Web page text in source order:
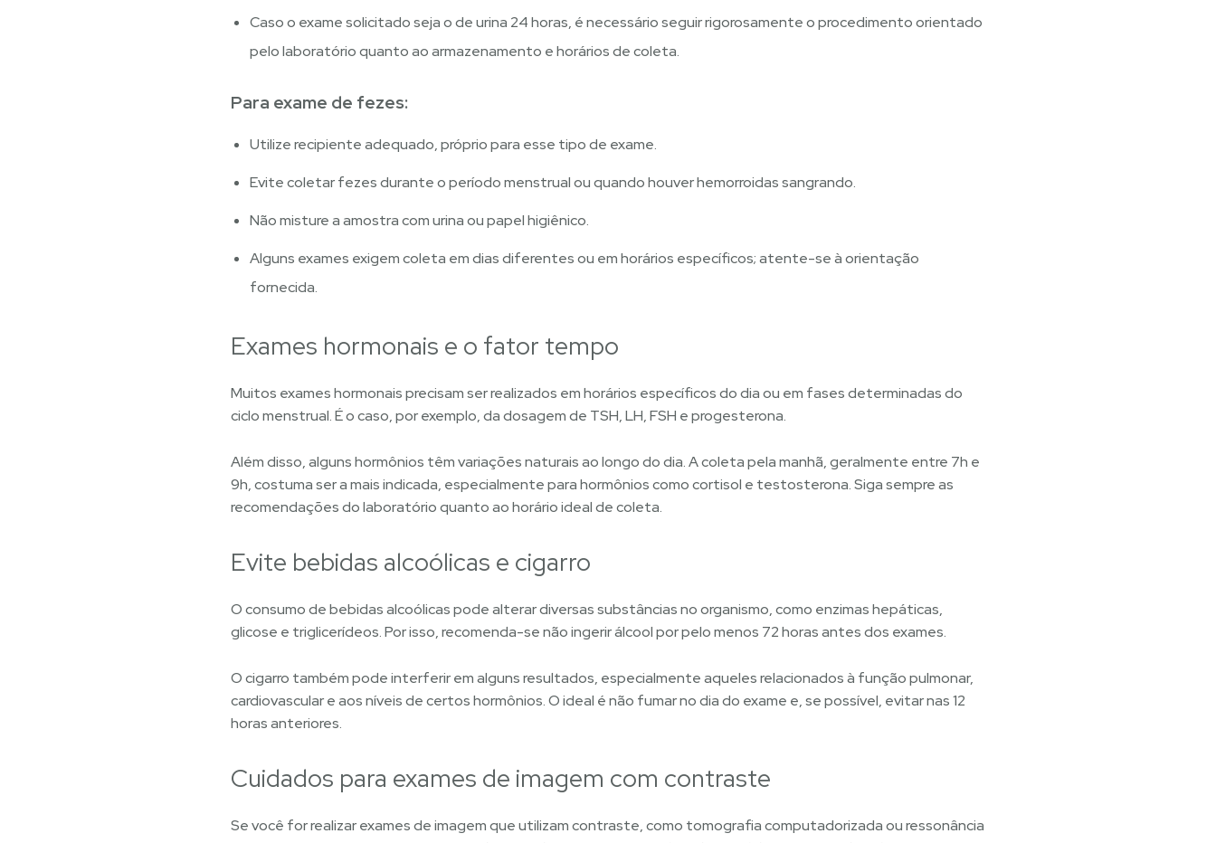
Caso o exame solicitado seja o de urina 24 horas, é necessário seguir rigorosamente o procedimento orientado
pelo laboratório quanto ao armazenamento e horários de coleta.
Para exame de fezes:
Utilize recipiente adequado, próprio para esse tipo de exame.
Evite coletar fezes durante o período menstrual ou quando houver hemorroidas sangrando.
Não misture a amostra com urina ou papel higiênico.
Alguns exames exigem coleta em dias diferentes ou em horários específicos; atente-se à orientação
fornecida.
Exames hormonais e o fator tempo
Muitos exames hormonais precisam ser realizados em horários específicos do dia ou em fases determinadas do
ciclo menstrual. É o caso, por exemplo, da dosagem de TSH, LH, FSH e progesterona.
Além disso, alguns hormônios têm variações naturais ao longo do dia. A coleta pela manhã, geralmente entre 7h e
9h, costuma ser a mais indicada, especialmente para hormônios como cortisol e testosterona. Siga sempre as
recomendações do laboratório quanto ao horário ideal de coleta.
Evite bebidas alcoólicas e cigarro
O consumo de bebidas alcoólicas pode alterar diversas substâncias no organismo, como enzimas hepáticas,
glicose e triglicerídeos. Por isso, recomenda-se não ingerir álcool por pelo menos 72 horas antes dos exames.
O cigarro também pode interferir em alguns resultados, especialmente aqueles relacionados à função pulmonar,
cardiovascular e aos níveis de certos hormônios. O ideal é não fumar no dia do exame e, se possível, evitar nas 12
horas anteriores.
Cuidados para exames de imagem com contraste
Se você for realizar exames de imagem que utilizam contraste, como tomografia computadorizada ou ressonância